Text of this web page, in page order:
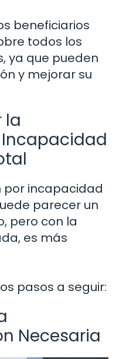
beneficiarios
todos los
ya que pueden
y mejorar su
la
por incapacidad
parecer un
pero con la
es más
pasos a seguir:
Necesaria